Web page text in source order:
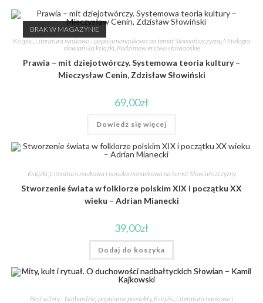
BRAK W MAGAZYNIE
Książki, Literatura naukowa i popularnonaukowa na temat Słowiańszczyzny, Mitologia
słowiańska książki, Rodzimowierstwo słowiańskie
Prawia – mit dziejotwórczy. Systemowa teoria kultury –
Mieczysław Cenin, Zdzisław Słowiński
69,00zł
Dowiedz się więcej
Książki, Literatura naukowa i popularnonaukowa na temat Słowiańszczyzny
Stworzenie świata w folklorze polskim XIX i początku XX
wieku – Adrian Mianecki
39,00zł
Dodaj do koszyka
Bestsellery - Najbardziej popularne produkty, Książki, Literatura naukowa i